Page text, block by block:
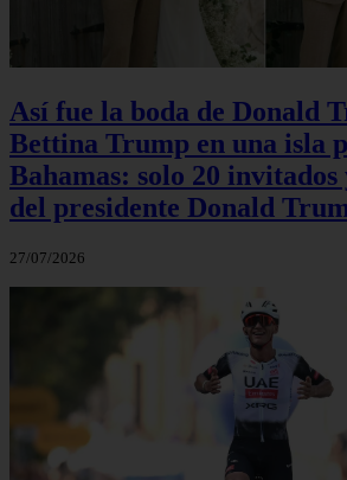
Así fue la boda de Donald
Bettina Trump en una isla
Bahamas: solo 20 invitados
del presidente Donald
27/07/2026